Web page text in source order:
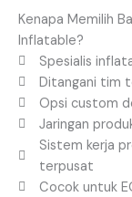
Kenapa Memilih
Inflatable?
Spesialis
Ditangani tim
Opsi custom
Jaringan
Sistem kerja
terpusat
Cocok untuk